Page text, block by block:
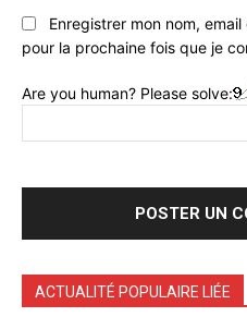
Enregistrer mon nom,
pour la prochaine fois que je
Are you human? Please solve:
ACTUALITÉ POPULAIRE LIÉE